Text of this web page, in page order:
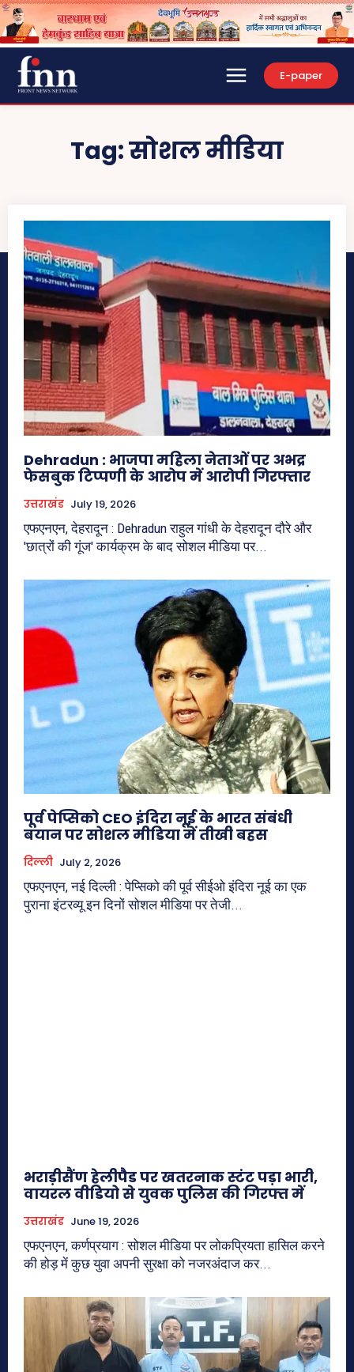
E-paper
Tag:सोशल मीडिया
Dehradun : भाजपा महिला नेताओं पर अभद्र
फेसबुक टिप्पणी के आरोप में आरोपी गिरफ्तार
उत्तराखंड July 19, 2026
एफएनएन, देहरादून : Dehradun राहुल गांधी के देहरादून दौरे और
'छात्रों की गूंज' कार्यक्रम के बाद सोशल मीडिया पर...
पूर्व पेप्सिको CEO इंदिरा नूई के भारत संबंधी
बयान पर सोशल मीडिया में तीखी बहस
दिल्ली July 2, 2026
एफएनएन, नई दिल्ली : पेप्सिको की पूर्व सीईओ इंदिरा नूई का एक
पुराना इंटरव्यू इन दिनों सोशल मीडिया पर तेजी...
भराड़ीसैंण हेलीपैड पर खतरनाक स्टंट पड़ा भारी,
वायरल वीडियो से युवक पुलिस की गिरफ्त में
उत्तराखंड June 19, 2026
एफएनएन, कर्णप्रयाग : सोशल मीडिया पर लोकप्रियता हासिल करने
की होड़ में कुछ युवा अपनी सुरक्षा को नजरअंदाज कर...